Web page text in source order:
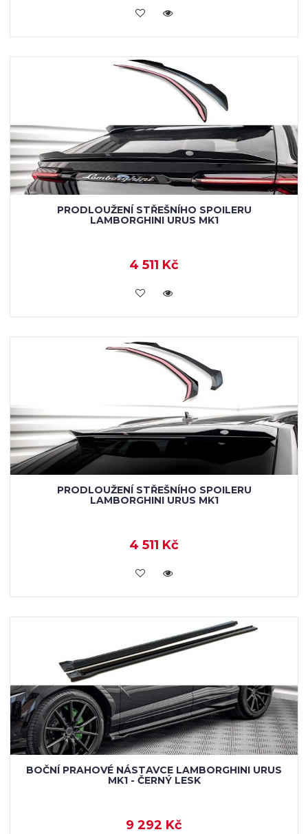
KOUPIT
PRODLOUŽENÍ STŘEŠNÍHO SPOILERU
LAMBORGHINI URUS MK1
4 511 Kč
KOUPIT
PRODLOUŽENÍ STŘEŠNÍHO SPOILERU
LAMBORGHINI URUS MK1
4 511 Kč
KOUPIT
BOČNÍ PRAHOVÉ NÁSTAVCE LAMBORGHINI URUS
MK1 - ČERNÝ LESK
9 292 Kč